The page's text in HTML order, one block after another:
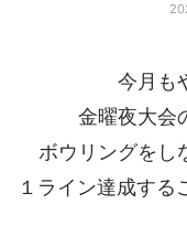
今月も
金曜夜大会
ボウリングをし
１ライン達成する